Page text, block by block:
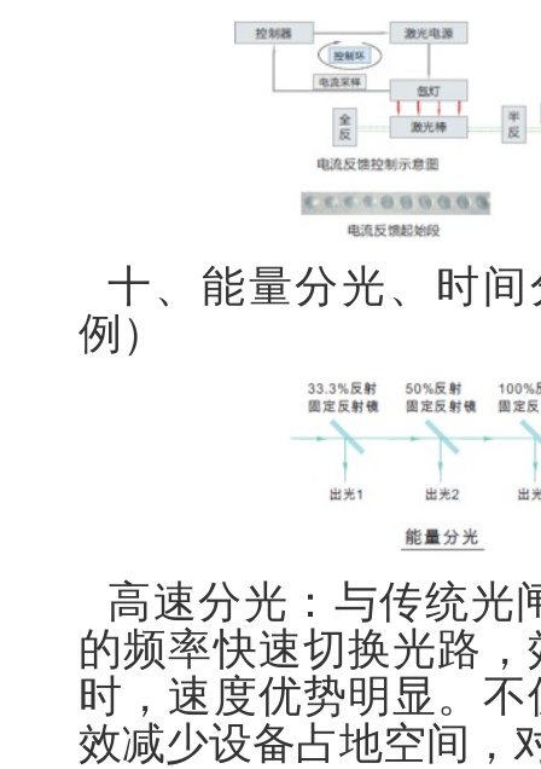
十、能量分光、时
例）
高速分光：与传统光
的频率快速切换光路
时，速度优势明显。
效减少设备占地空间，